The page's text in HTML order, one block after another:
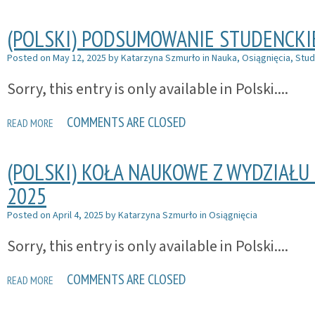
(POLSKI) PODSUMOWANIE
Posted on May 12, 2025 byKatarzyna Szmurło in Nauka, Osiągnięcia,
Sorry, this entry is only available in Polski....
READ MORE COMMENTS ARE CLOSED
(POLSKI) KOŁA NAUKOWE Z
2025
Posted on April 4, 2025 byKatarzyna Szmurło in Osiągnięcia
Sorry, this entry is only available in Polski....
READ MORE COMMENTS ARE CLOSED